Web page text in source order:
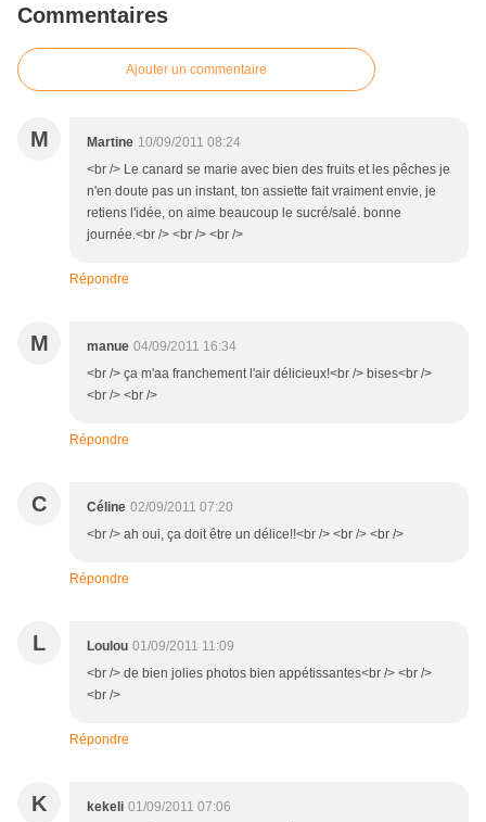
Commentaires
Ajouter un commentaire
M Martine 10/09/2011 08:24
<br /> Le canard se marie avec bien des fruits et les pêches je
n'en doute pas un instant, ton assiette fait vraiment envie, je
retiens l'idée, on aime beaucoup le sucré/salé. bonne
journée.<br /> <br /> <br />
Répondre
M manue 04/09/2011 16:34
<br /> ça m'aa franchement l'air délicieux!<br /> bises<br />
<br /> <br />
Répondre
C Céline 02/09/2011 07:20
<br /> ah oui, ça doit être un délice!!<br /> <br /> <br />
Répondre
L Loulou 01/09/2011 11:09
<br /> de bien jolies photos bien appétissantes<br /> <br />
<br />
Répondre
K kekeli 01/09/2011 07:06